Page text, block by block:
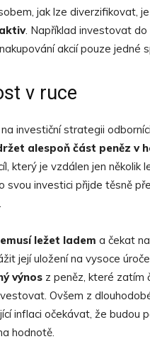
jak lze diverzifikovat, je
. Například investovat do
akcií pouze jedné
v ruce
investiční strategii
alespoň část peněz v
který je vzdálen jen několik
svou investici přijde těsně
ležet ladem a čekat
její uložení na vysoce
výnos z peněz, které zatím
Ovšem z
inflaci očekávat, že budou
hodnotě.